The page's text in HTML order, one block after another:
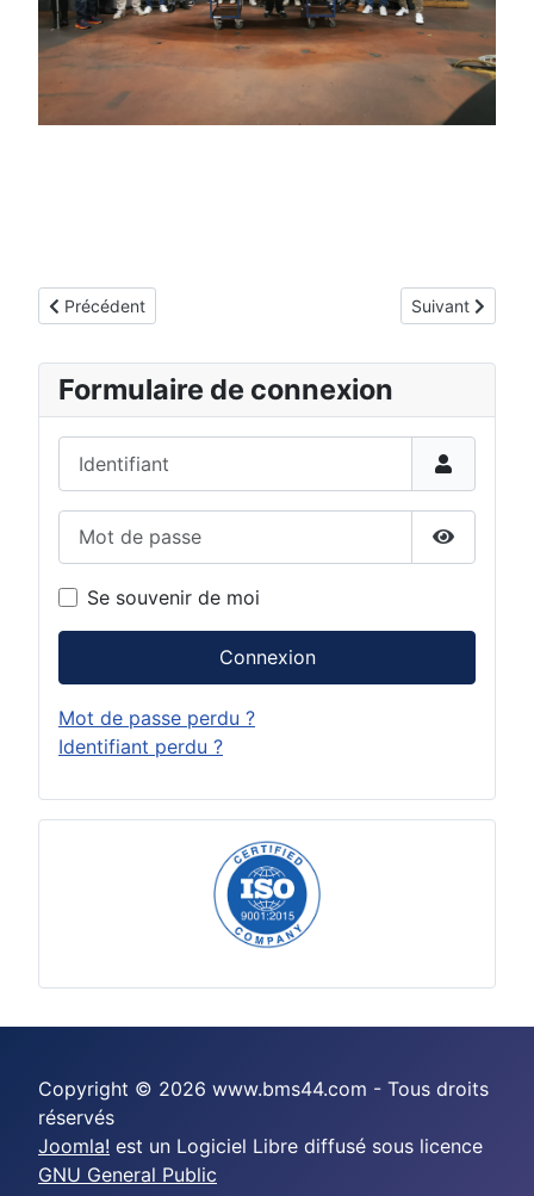
Article précédent : Bonnin Méca Spé était présent au salon
Précédent Article suivant
Suivant
Formulaire de connexion
Afficher
Se souvenir de moi
Connexion
Mot de passe perdu ?
Identifiant perdu ?
Copyright © 2026 www.bms44.com - Tous droits
réservés
Joomla! est un Logiciel Libre diffusé sous licence
GNU General Public